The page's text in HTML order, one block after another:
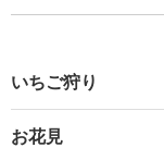
いちご狩り
お花見